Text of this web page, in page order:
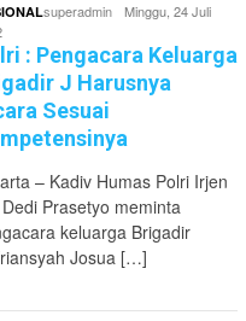
superadmin
Minggu, 24 Juli
: Pengacara Keluarga
J Harusnya
Sesuai
– Kadiv Humas Polri Irjen
Prasetyo meminta
keluarga Brigadir
Josua […]